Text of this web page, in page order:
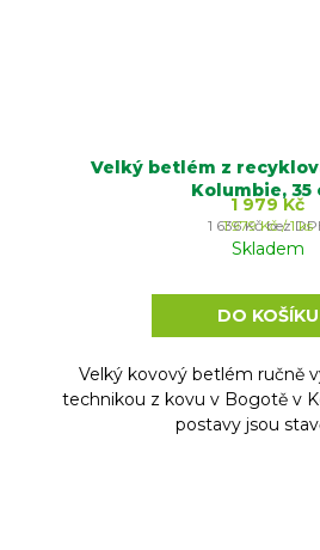
Velký betlém z
Kolumbie, 35
Skladem
1 636 Kč bez
1 979 Kč
Měrná
cena:
1 979 Kč / 1 ks
DO KOŠÍKU
Velký kovový betlém ručně
technikou z kovu v Bogotě v
postavy jsou